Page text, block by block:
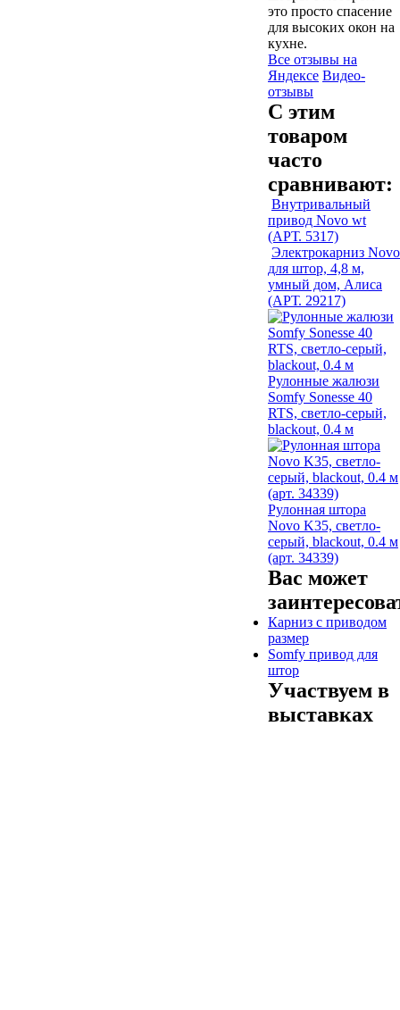
это просто спасение
для высоких окон на
кухне.
Все отзывы на
Яндексе Видео-
отзывы
С этим
товаром
часто
сравнивают:
Внутривальный
привод Novo wt
(АРТ. 5317)
Электрокарниз Novo
для штор, 4,8 м,
умный дом, Алиса
(АРТ. 29217)
Рулонные жалюзи
Somfy Sonesse 40
RTS, светло-серый,
blackout, 0.4 м
Рулонная штора
Novo K35, светло-
серый, blackout, 0.4 м
(арт. 34339)
Вас может
Карниз с приводом
размер
Somfy привод для
штор
Участвуем в
выставках